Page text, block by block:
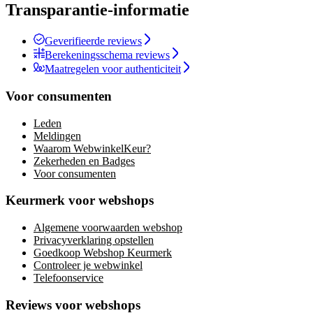
Transparantie-informatie
Geverifieerde reviews
Berekeningsschema reviews
Maatregelen voor authenticiteit
Voor consumenten
Leden
Meldingen
Waarom WebwinkelKeur?
Zekerheden en Badges
Voor consumenten
Keurmerk voor webshops
Algemene voorwaarden webshop
Privacyverklaring opstellen
Goedkoop Webshop Keurmerk
Controleer je webwinkel
Telefoonservice
Reviews voor webshops